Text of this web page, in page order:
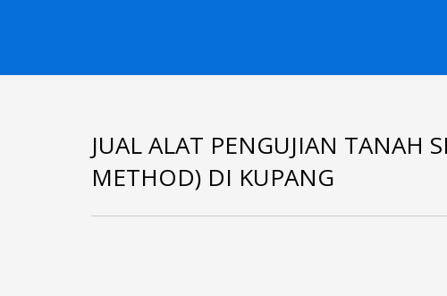
JUAL ALAT PENGUJIAN TANAH
METHOD) DI KUPANG